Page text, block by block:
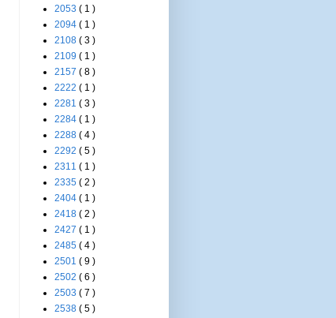
2053 ( 1 )
2094 ( 1 )
2108 ( 3 )
2109 ( 1 )
2157 ( 8 )
2222 ( 1 )
2281 ( 3 )
2284 ( 1 )
2288 ( 4 )
2292 ( 5 )
2311 ( 1 )
2335 ( 2 )
2404 ( 1 )
2418 ( 2 )
2427 ( 1 )
2485 ( 4 )
2501 ( 9 )
2502 ( 6 )
2503 ( 7 )
2538 ( 5 )